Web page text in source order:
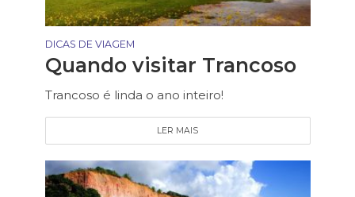
DICAS DE VIAGEM
Quando visitar Trancoso
Trancoso é linda o ano inteiro!
LER MAIS